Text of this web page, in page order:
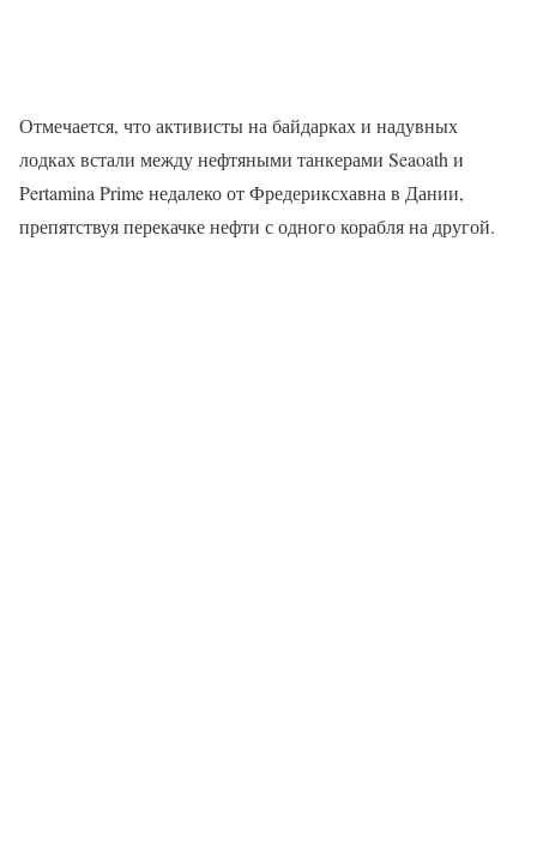
Отмечается, что активисты на байдарках и надувных
лодках встали между нефтяными танкерами Seaoath и
Pertamina Prime недалеко от Фредериксхавна в Дании,
препятствуя перекачке нефти с одного корабля на другой.